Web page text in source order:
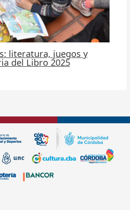
literatura, juegos y
del Libro 2025